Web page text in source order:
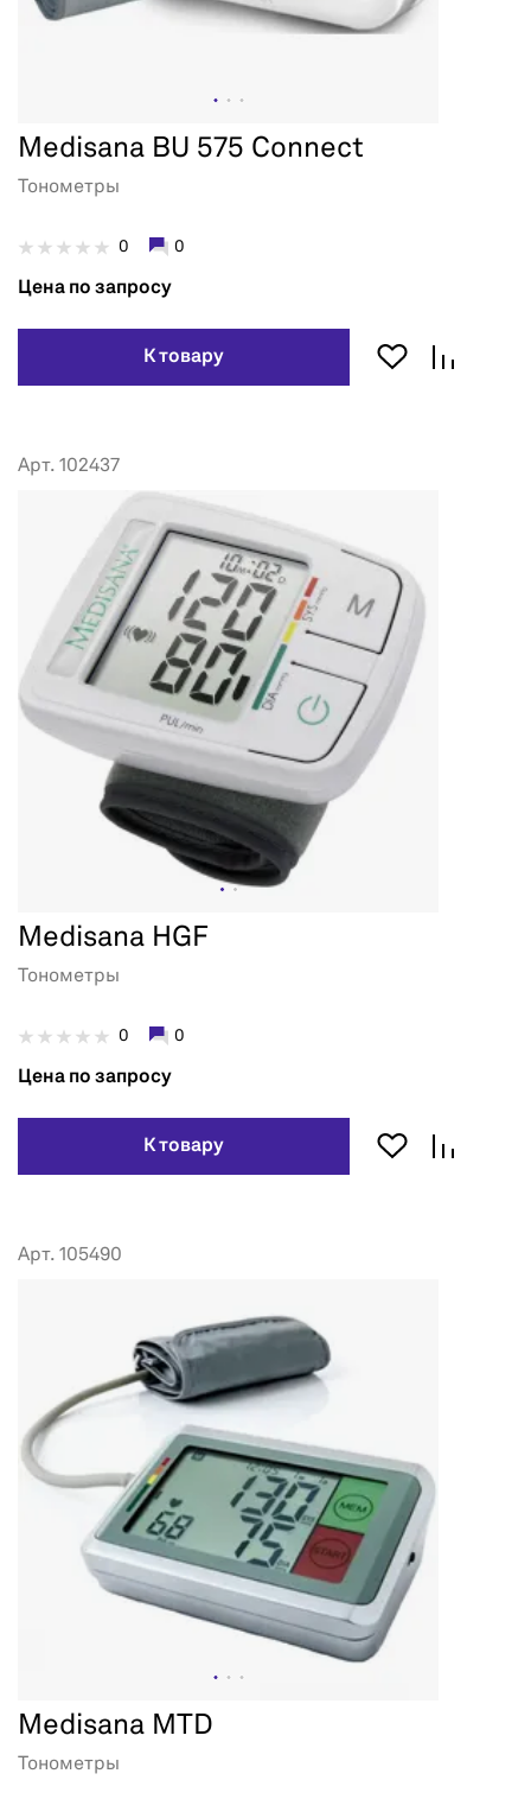
Medisana BU 575 Connect
Тонометры
0 0
Цена по запросу
К товару
Арт. 102437
Medisana HGF
Тонометры
0 0
Цена по запросу
К товару
Арт. 105490
Medisana MTD
Тонометры